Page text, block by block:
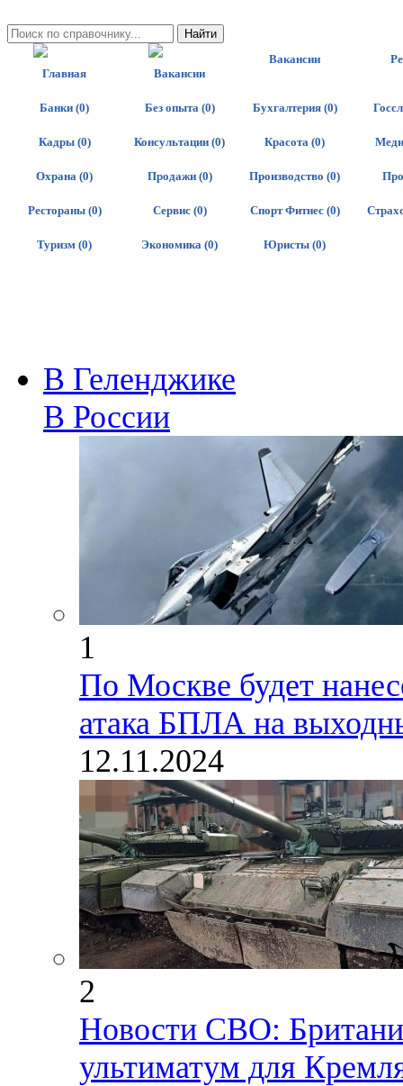
Главная Вакансии
Вакансии
Банки (0) Без опыта (0) Бухгалтерия (0)
Кадры (0) Консультации (0) Красота (0)
Охрана (0) Продажи (0) Производство (0)
Рестораны (0) Сервис (0) Спорт Фитнес (0)
Туризм (0) Экономика (0) Юристы (0)
В Геленджике
В России
1
По Москве будет
атака БПЛА на
12.11.2024
2
Новости СВО:
ультиматум для